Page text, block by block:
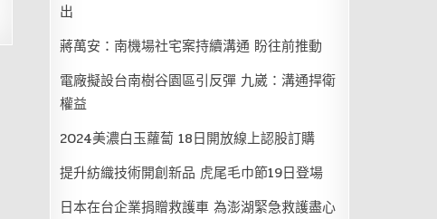
出
蔣萬安：南機場社宅案持續溝通 盼往前推動
電廠擬設台南樹谷園區引反彈 九崴：溝通捍衛
權益
2024美濃白玉蘿蔔 18日開放線上認股訂購
提升紡織技術開創新品 虎尾毛巾節19日登場
日本在台企業捐贈救護車 為澎湖緊急救護盡心